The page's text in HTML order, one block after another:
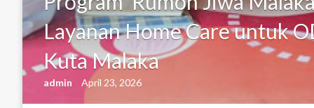
Layanan Home Care untuk
Kuta Malaka
admin April 23, 2026